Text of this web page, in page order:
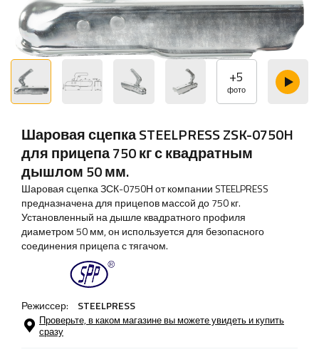
+5
фото
Шаровая сцепка STEELPRESS ZSK-0750H
для прицепа 750 кг с квадратным
дышлом 50 мм.
Шаровая сцепка ЗСК-0750Н от компании STEELPRESS
предназначена для прицепов массой до 750 кг.
Установленный на дышле квадратного профиля
диаметром 50 мм, он используется для безопасного
соединения прицепа с тягачом.
Режиссер: STEELPRESS
Проверьте, в каком магазине вы можете увидеть и купить
сразу